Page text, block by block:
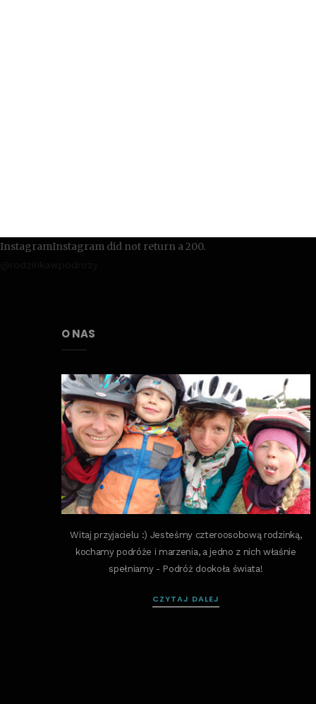
InstagramInstagram did not return a 200.
O NAS
Witaj przyjacielu :) Jesteśmy czteroosobową rodzinką,
kochamy podróże i marzenia, a jedno z nich właśnie
spełniamy - Podróż dookoła świata!
CZYTAJ DALEJ